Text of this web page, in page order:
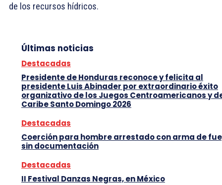
de los recursos hídricos.
Últimas noticias
Destacadas
Presidente de Honduras reconoce y felicita al
presidente Luis Abinader por extraordinario éxito
organizativo de los Juegos Centroamericanos y
Caribe Santo Domingo 2026
Destacadas
Coerción para hombre arrestado con arma de
sin documentación
Destacadas
II Festival Danzas Negras, en México